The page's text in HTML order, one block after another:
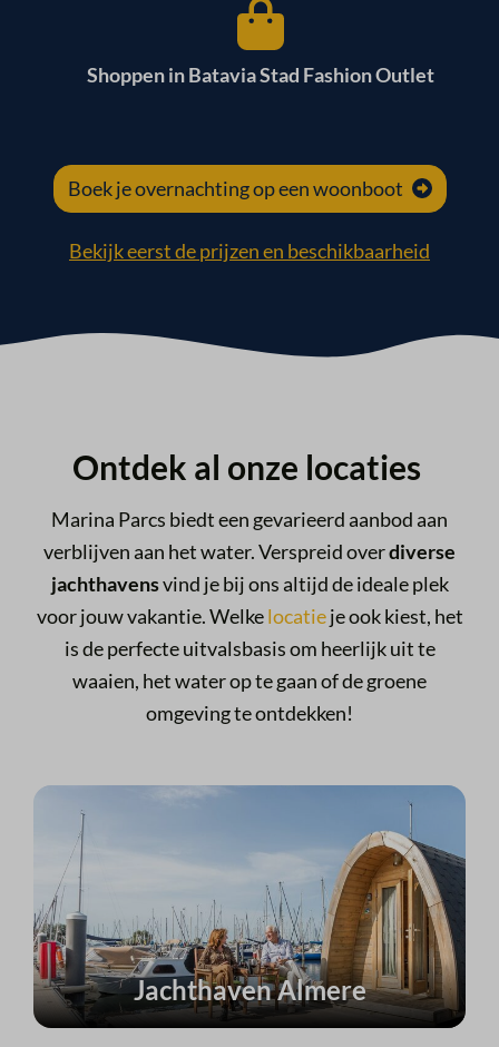
Shoppen in Batavia Stad Fashion Outlet
Boek je overnachting op een woonboot
Bekijk eerst de prijzen en beschikbaarheid
Ontdek al onze locaties
Marina Parcs biedt een gevarieerd aanbod aan
verblijven aan het water. Verspreid overdiverse
jachthavensvind je bij ons altijd de ideale plek
voor jouw vakantie. Welkelocatieje ook kiest, het
is de perfecte uitvalsbasis om heerlijk uit te
waaien, het water op te gaan of de groene
omgeving te ontdekken!
Jachthaven Almere